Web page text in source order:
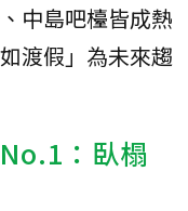
中島吧檯皆成熱
渡假」為未來趨
：臥榻